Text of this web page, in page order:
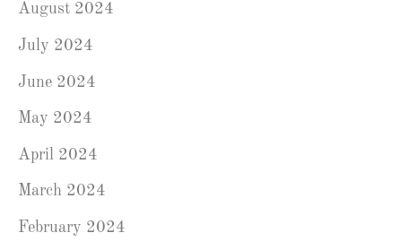
August 2024
July 2024
June 2024
May 2024
April 2024
March 2024
February 2024